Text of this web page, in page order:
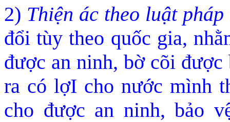
2) Thiện ác theo luật pháp
đổi tùy theo quốc gia,
được an ninh, bờ cõi
ra có lợI cho nước mình
cho được an ninh, bảo v